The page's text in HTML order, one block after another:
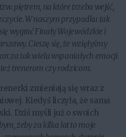
piętrem, na które trzeba wejść,
W naszym przypadku tak
wygrać Finały Wojewódzkie i
Cieszę się, że wzięłyśmy
tak wielu wspaniałych emocji
trenerom czy rodzicom.
zmieniają się wraz z
Kiedyś liczyła, że sama
Dziś myśli już o swoich
żeby za kilka lat to moje